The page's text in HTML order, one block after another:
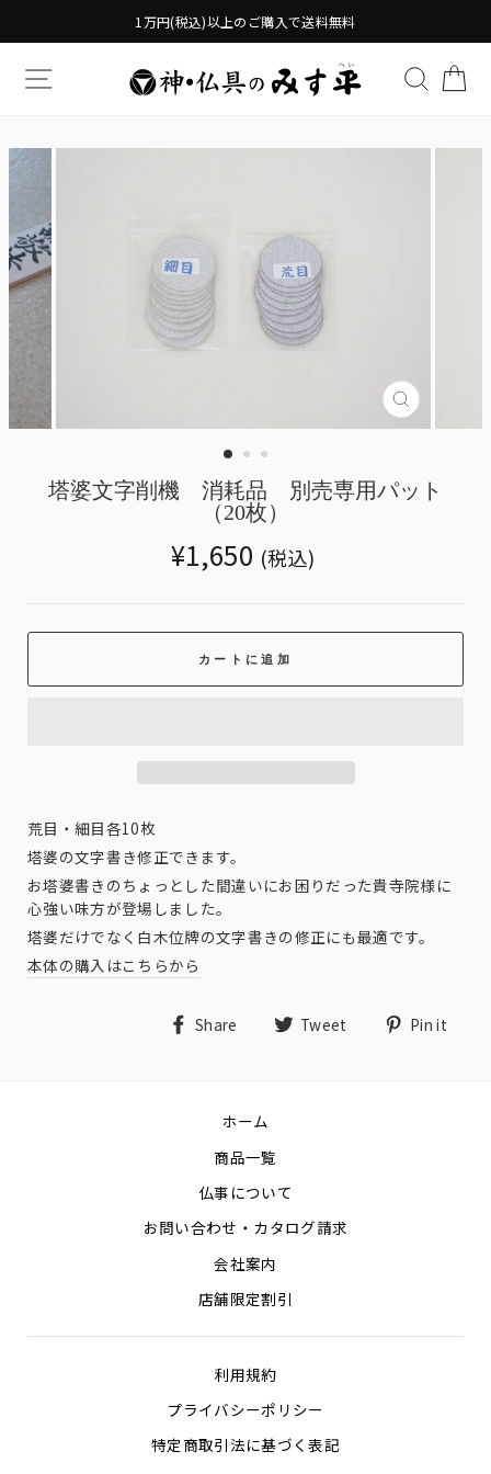
1万円(税込)以上のご購入で送料無料
TRANSLATION MISSING: 検索す
missing:
塔婆文字削機 消耗品 別売専用パット
（20枚）
Translation
missing:
¥1,650 (税込)
カートに追加
荒目・細目各10枚
塔婆の文字書き修正できます。
お塔婆書きのちょっとした間違いにお困りだった貴寺院様に
心強い味方が登場しました。
塔婆だけでなく白木位牌の文字書きの修正にも最適です。
本体の購入はこちらから
Share
Share Tweet
Tweet Pin it
ホーム
商品一覧
仏事について
お問い合わせ・カタログ請求
会社案内
店舗限定割引
利用規約
プライバシーポリシー
特定商取引法に基づく表記